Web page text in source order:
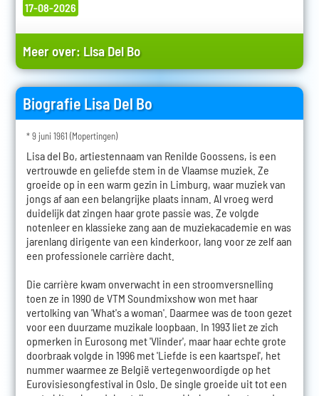
17-08-2026
Meer over: Lisa Del Bo
Biografie Lisa Del Bo
* 9 juni 1961 (Mopertingen)
Lisa del Bo, artiestennaam van Renilde Goossens, is een
vertrouwde en geliefde stem in de Vlaamse muziek. Ze
groeide op in een warm gezin in Limburg, waar muziek van
jongs af aan een belangrijke plaats innam. Al vroeg werd
duidelijk dat zingen haar grote passie was. Ze volgde
notenleer en klassieke zang aan de muziekacademie en was
jarenlang dirigente van een kinderkoor, lang voor ze zelf aan
een professionele carrière dacht.
Die carrière kwam onverwacht in een stroomversnelling
toen ze in 1990 de VTM Soundmixshow won met haar
vertolking van 'What's a woman'. Daarmee was de toon gezet
voor een duurzame muzikale loopbaan. In 1993 liet ze zich
opmerken in Eurosong met 'Vlinder', maar haar echte grote
doorbraak volgde in 1996 met 'Liefde is een kaartspel', het
nummer waarmee ze België vertegenwoordigde op het
Eurovisiesongfestival in Oslo. De single groeide uit tot een